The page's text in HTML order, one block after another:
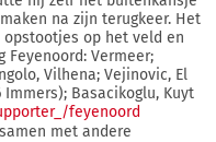
na zijn terugkeer. Het
op het veld en
Vermeer;
Vilhena; Vejinovic, El
Basacikoglu, Kuyt
feyenoord
met andere